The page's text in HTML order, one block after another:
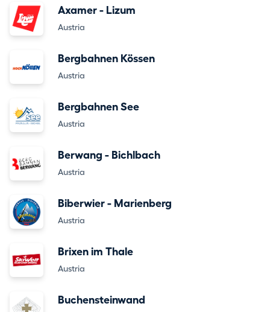
Axamer - Lizum
Austria
Bergbahnen Kössen
Austria
Bergbahnen See
Austria
Berwang - Bichlbach
Austria
Biberwier - Marienberg
Austria
Brixen im Thale
Austria
Buchensteinwand